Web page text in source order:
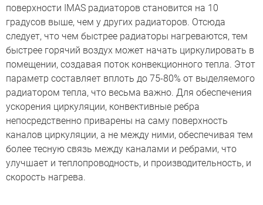
поверхности IMAS радиаторов становится на 10
градусов выше, чем у других радиаторов. Отсюда
следует, что чем быстрее радиаторы нагреваются, тем
быстрее горячий воздух может начать циркулировать в
помещении, создавая поток конвекционного тепла. Этот
параметр составляет вплоть до 75-80% от выделяемого
радиатором тепла, что весьма важно. Для обеспечения
ускорения циркуляции, конвективные ребра
непосредственно приварены на саму поверхность
каналов циркуляции, а не между ними, обеспечивая тем
более тесную связь между каналами и ребрами, что
улучшает и теплопроводность, и производительность, и
скорость нагрева.